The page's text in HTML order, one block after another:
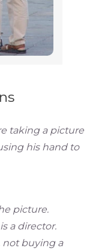
taking a picture
his hand to
picture.
a director.
not buying a